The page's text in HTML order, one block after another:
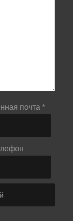
почта*